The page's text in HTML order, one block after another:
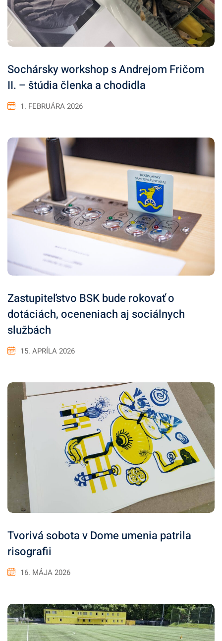
Sochársky workshop s Andrejom Fričom
II. – štúdia členka a chodidla
1. FEBRUÁRA 2026
Zastupiteľstvo BSK bude rokovať o
dotáciách, oceneniach aj sociálnych
službách
15. APRÍLA 2026
Tvorivá sobota v Dome umenia patrila
risografii
16. MÁJA 2026